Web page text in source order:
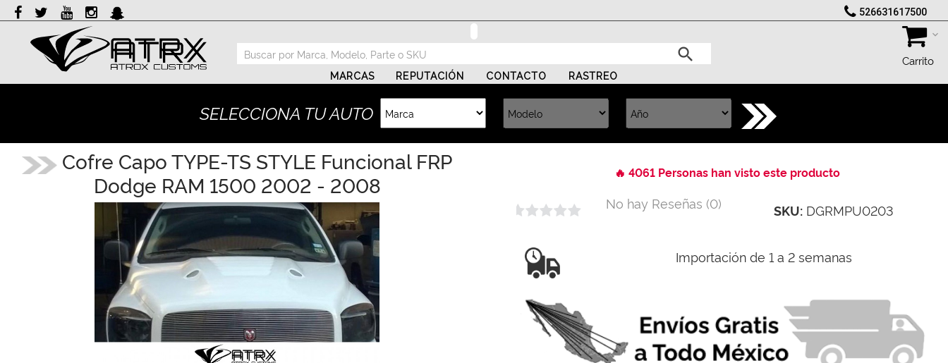
Marcas
Reputación
Contacto
526631617500
MARCAS REPUTACIÓN CONTACTO RASTREO
Carrito
SELECCIONA TU AUTO
Cofre Capo TYPE-TS STYLE Funcional FRP
Dodge RAM 1500 2002 - 2008
🔥 4061 Personas han visto este producto
No hay Reseñas (0) SKU: DGRMPU0203
Importación de 1 a 2 semanas